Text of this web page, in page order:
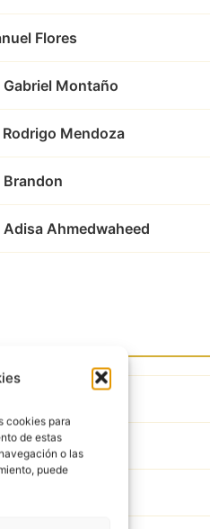
cookies para
de estas
o las
puede
Flores
Gabriel Montaño
Rodrigo Mendoza
Brandon
Adisa Ahmedwaheed